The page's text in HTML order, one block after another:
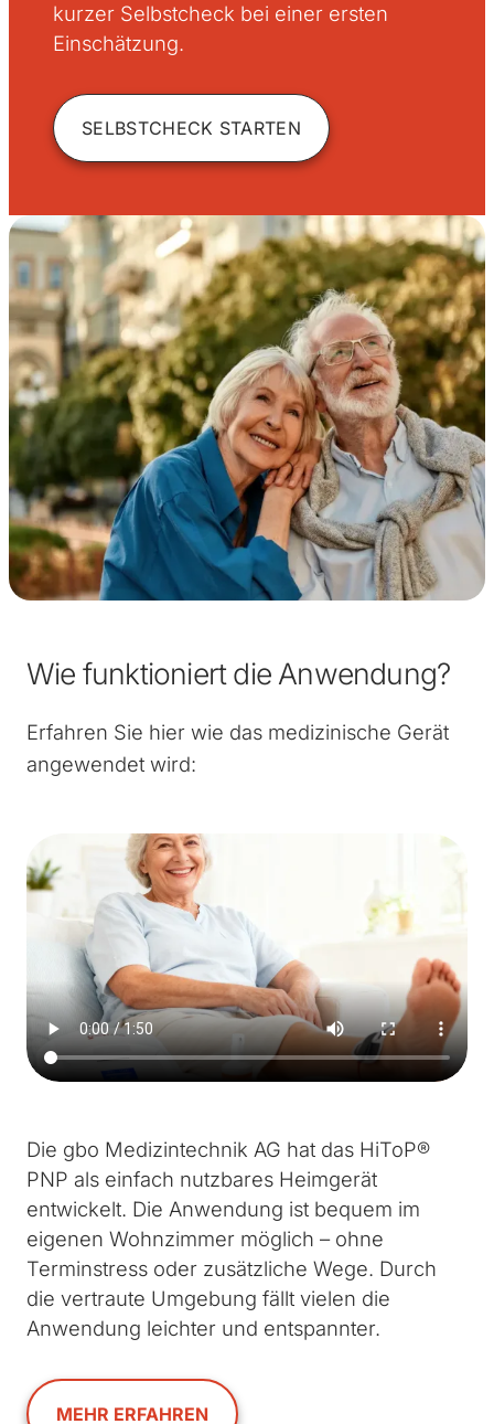
kurzer Selbstcheck bei einer ersten
Einschätzung.
SELBSTCHECK STARTEN
Wie funktioniert die Anwendung?
Erfahren Sie hier wie das medizinische Gerät
angewendet wird:
Die gbo Medizintechnik AG hat das HiToP®
PNP als einfach nutzbares Heimgerät
entwickelt. Die Anwendung ist bequem im
eigenen Wohnzimmer möglich – ohne
Terminstress oder zusätzliche Wege. Durch
die vertraute Umgebung fällt vielen die
Anwendung leichter und entspannter.
MEHR ERFAHREN